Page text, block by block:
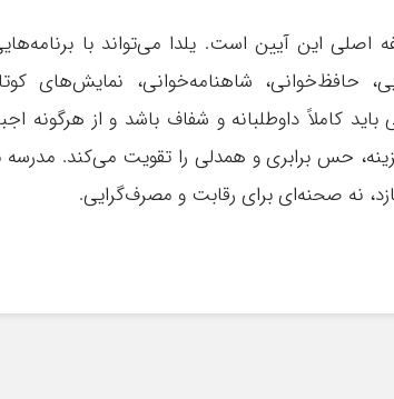
این آیین است. یلدا می‌تواند با
حافظ‌خوانی، شاهنامه‌خوانی، نمایش‌های
کاملاً داوطلبانه و شفاف باشد و از هرگونه
حس برابری و همدلی را تقویت می‌کند. مدرسه
نه صحنه‌ای برای رقابت و مصرف‌گرایی.